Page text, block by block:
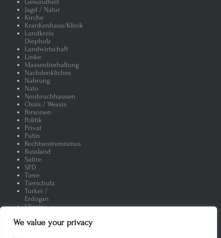
We value your privacy
Gesundheit
Jagd / Natur
Kirche
KranKenhaus/Klinik
Landkreis
Diepholz
Landwirtschaft
Linke
Massentierhaltung
Nachdenkliches
Nahrung
Nato
Neubruchhausen
Ossis / Wessis
Personen
Politik
Privat
Putin
Rechtsextremismus
Russland
Satire
SPD
Tiere
Tierschutz
Türkei /
Erdogan
Ukraine
Uncategorized